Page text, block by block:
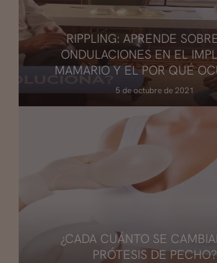
RIPPLING: APRENDE
ONDULACIONES EN EL
MAMARIO Y EL POR QUÉ
5 de octubre de 2021
¿CADA CUÁNTO SE
PRÓTESIS DE PECHO?